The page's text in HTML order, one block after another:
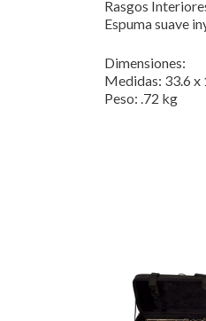
Rasgos
Espuma suave
Dimensiones:
Medidas: 33.6 x
Peso: .72 kg